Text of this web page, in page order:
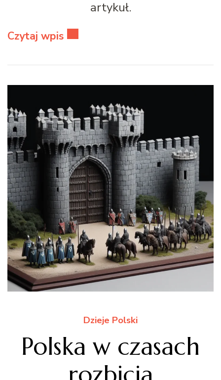
artykuł.
Czytaj wpis
Dzieje Polski
Polska w czasach